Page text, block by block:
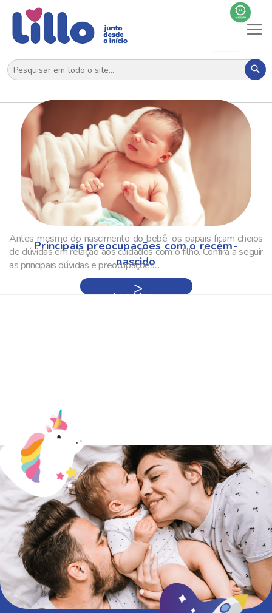
Principais preocupações com o recém-
nascido
Antes mesmo do nascimento do bebê, os papais ficam cheios
de dúvidas em relação aos cuidados com o filho. Confira a seguir
as principais dúvidas e preocupações...
Leia Mais »